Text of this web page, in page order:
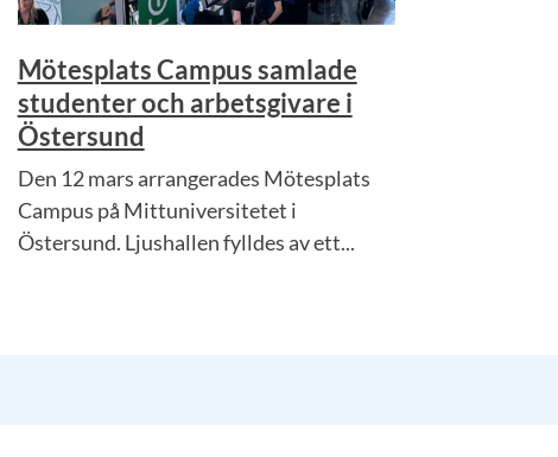
Mötesplats Campus samlade
studenter och arbetsgivare i
Östersund
Den 12 mars arrangerades Mötesplats
Campus på Mittuniversitetet i
Östersund. Ljushallen fylldes av ett...